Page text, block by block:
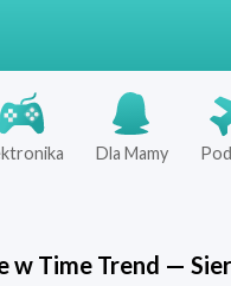
Dla Mamy
w Time Trend —